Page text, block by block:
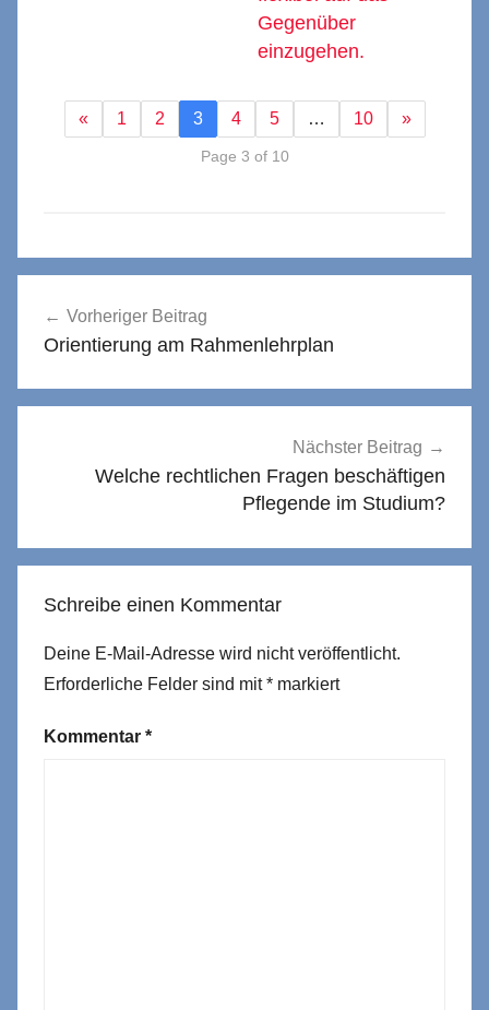
Gegenüber
einzugehen.
« 1 2 3 4 5 … 10 »
Page 3 of 10
Vorheriger Beitrag
Orientierung am Rahmenlehrplan
Nächster Beitrag
Welche rechtlichen Fragen beschäftigen
Pflegende im Studium?
Schreibe einen Kommentar
Deine E-Mail-Adresse wird nicht veröffentlicht.
Erforderliche Felder sind mit* markiert
Kommentar *